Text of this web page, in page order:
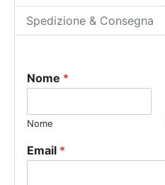
Spedizione & Consegna
Nome *
Nome
Email *